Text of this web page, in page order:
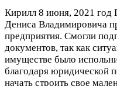
Кирилл 8 июня, 2021 год
Дениса Владимировича
предприятия. Смогли
документов, так как
имуществе было
благодаря юридической
начать строить свое